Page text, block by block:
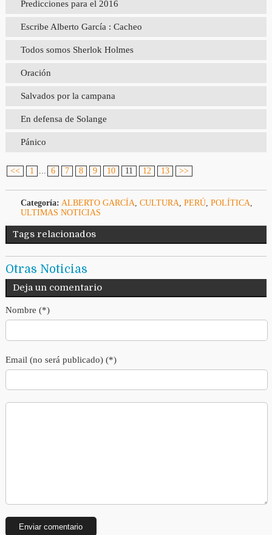
Predicciones para el 2016
Escribe Alberto García : Cacheo
Todos somos Sherlok Holmes
Oración
Salvados por la campana
En defensa de Solange
Pánico
<< 1 ... 6 7 8 9 10 11 12 13 >>
Categoría: ALBERTO GARCÍA, CULTURA, PERÚ, POLÍTICA,
ULTIMAS NOTICIAS
Tags relacionados
Otras Noticias
Deja un comentario
Nombre (*)
Email (no será publicado) (*)